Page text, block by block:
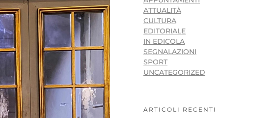
ATTUALITÀ
CULTURA
EDITORIALE
IN EDICOLA
SEGNALAZIONI
SPORT
UNCATEGORIZED
ARTICOLI RECENTI